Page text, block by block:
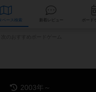
データベース 新着レビュー
2003年～